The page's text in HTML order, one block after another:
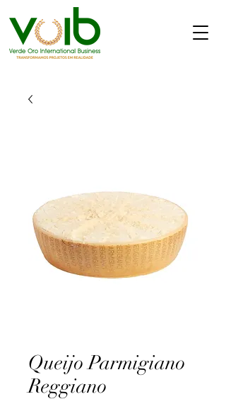
Queijo Parmigiano
Reggiano